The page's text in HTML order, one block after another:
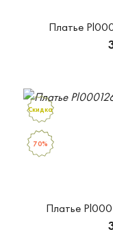
Платье
Платье
Скидка
70%